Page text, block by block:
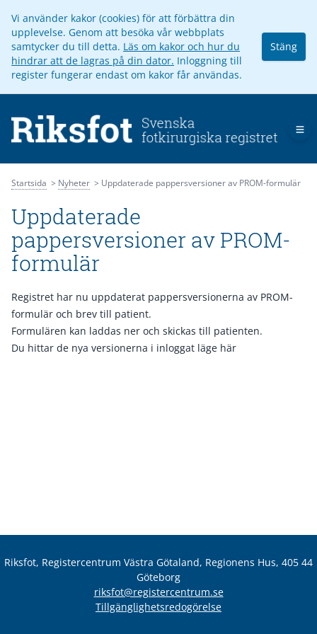
Vi använder kakor (cookies) för att förbättra din
upplevelse. Genom att besöka vår webbplats
samtycker du till detta. Läs om kakor och hur du
hindrar att de lagras på din dator. Inloggning till
register fungerar endast om kakor får användas.
Stäng
Startsida Nyheter Uppdaterade pappersversioner av PROM-formulär
Uppdaterade
pappersversioner av PROM-
formulär
Registret har nu uppdaterat pappersversionerna av PROM-
formulär och brev till patient.
Formulären kan laddas ner och skickas till patienten.
Du hittar de nya versionerna i inloggat läge här
Riksfot, Registercentrum Västra Götaland, Regionens Hus, 405 44
Göteborg
riksfot@registercentrum.se
Tillgänglighetsredogörelse